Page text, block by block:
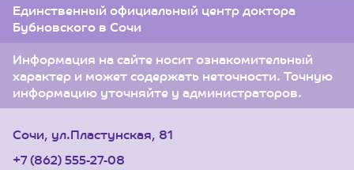
Единственный официальный центр доктора
Бубновского в Сочи
Информация на сайте носит ознакомительный
характер и может содержать неточности. Точную
информацию уточняйте у администраторов.
Сочи, ул.Пластунская, 81
+7 (862) 555-27-08